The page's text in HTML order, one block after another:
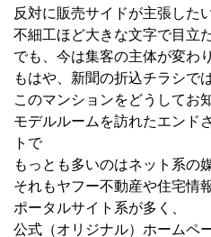
反対に販売サイドが主張した
不細工ほど大きな文字で目立
でも、今は集客の主体が変わ
もはや、新聞の折込チラシで
このマンションをどうしてお
モデルルームを訪れたエンド
トで
もっとも多いのはネット系の
それもヤフー不動産や住宅情
ポータルサイト系が多く、
公式（オリジナル）ホームペ